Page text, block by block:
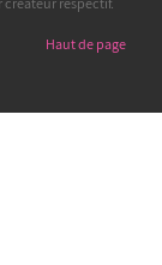
Haut de page